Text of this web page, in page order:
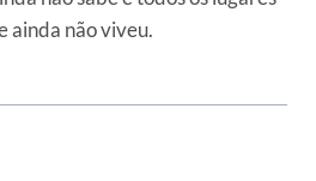
ainda não viveu.